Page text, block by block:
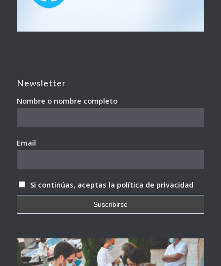
Newsletter
Nombre o nombre completo
Email
Si continúas, aceptas la política de privacidad